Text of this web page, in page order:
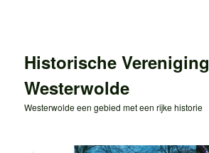
inhoudHistorische Vereniging
Westerwolde
Westerwolde een gebied met een rijke historie